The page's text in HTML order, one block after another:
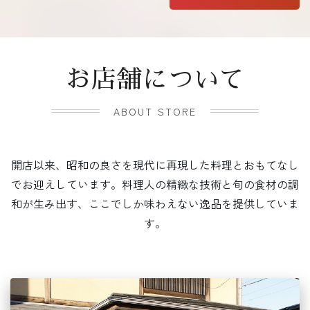
お店舗について
ABOUT STORE
開店以来、昭和の良さを現代に再現した料理とおもてなし
でお迎えしています。料理人の精緻な技術と旬の食材の調
和が生み出す、ここでしか味わえない逸品を提供していま
す。